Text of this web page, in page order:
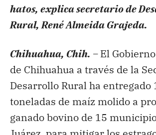
hatos, explica secretario de
Rural, René Almeida Grajeda.
Chihuahua, Chih. –El
de Chihuahua a través de la
Desarrollo Rural ha entregado
toneladas de maíz molido a
ganado bovino de 15